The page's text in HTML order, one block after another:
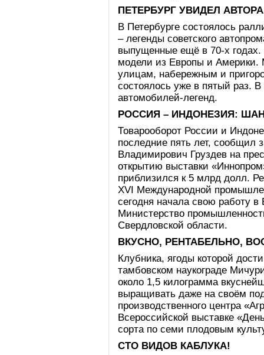
ПЕТЕРБУРГ УВИДЕЛ
В Петербурге состоялось
– легенды советского
выпущенные ещё в 70-х годах.
модели из Европы и
улицам, набережным и
состоялось уже в пятый раз.
автомобилей-легенд.
РОССИЯ – ИНДОНЕЗИЯ:
Товарооборот России и
последние пять лет, сообщил
Владимирович Груздев на
открытию выставки
приблизился к 5 млрд долл.
XVI Международной
сегодня начала свою работу в
Министерство
Свердловской области.
ВКУСНО, РЕНТАБЕЛЬНО,
Клубника, ягоды которой
тамбовском наукограде
около 1,5 килограмма
выращивать даже на своём
производственного центра
Всероссийской выставке
сорта по семи плодовым
СТО ВИДОВ КАБЛУКА!